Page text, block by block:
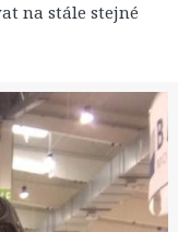
na stále stejné